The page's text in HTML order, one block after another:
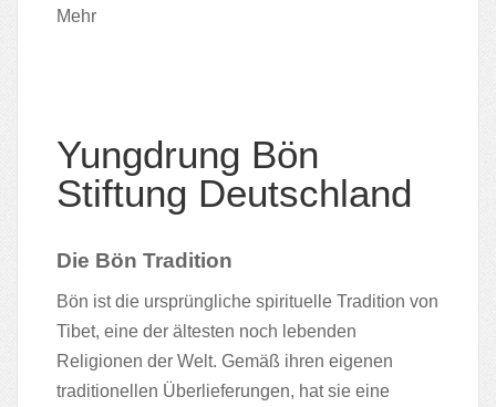
Mehr
Yungdrung Bön
Stiftung Deutschland
Die Bön Tradition
Bön ist die ursprüngliche spirituelle Tradition von
Tibet, eine der ältesten noch lebenden
Religionen der Welt. Gemäß ihren eigenen
traditionellen Überlieferungen, hat sie eine